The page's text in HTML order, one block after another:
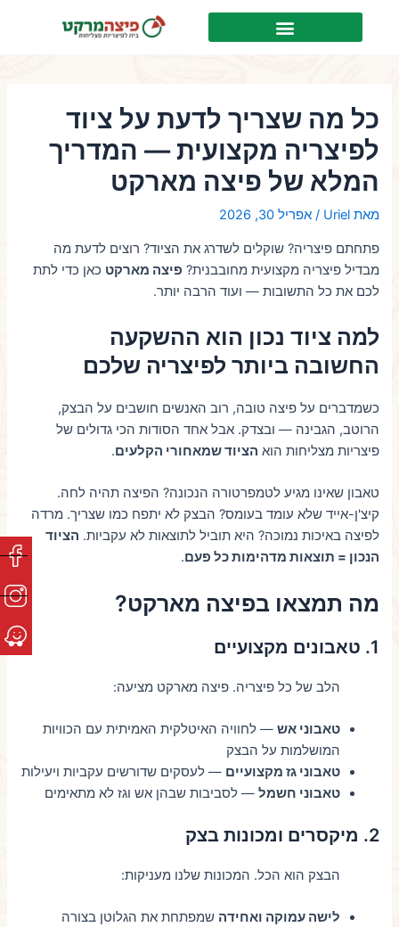
כל מה שצריך לדעת על ציוד
לפיצריה מקצועית — המדריך
המלא של פיצה מארקט
מאתUriel
/אפריל 30, 2026
פתחתם פיצריה? שוקלים לשדרג את הציוד? רוצים לדעת מה
מבדיל פיצריה מקצועית מחובבנית? פיצה מארקט כאן כדי לתת
לכם את כל התשובות — ועוד הרבה יותר.
למה ציוד נכון הוא ההשקעה
החשובה ביותר לפיצריה שלכם
כשמדברים על פיצה טובה, רוב האנשים חושבים על הבצק,
הרוטב, הגבינה — ובצדק. אבל אחד הסודות הכי גדולים של
פיצריות מצליחות הוא הציוד שמאחורי הקלעים.
טאבון שאינו מגיע לטמפרטורה הנכונה? הפיצה תהיה לחה.
קיצ'ן-אייד שלא עומד בעומס? הבצק לא יתפח כמו שצריך. מרדה
לפיצה באיכות נמוכה? היא תוביל לתוצאות לא עקביות. הציוד
הנכון = תוצאות מדהימות כל פעם.
מה תמצאו בפיצה מארקט?
1. טאבונים מקצועיים
הלב של כל פיצריה. פיצה מארקט מציעה:
טאבוני אש — לחוויה האיטלקית האמיתית עם הכוויות
המושלמות על הבצק
טאבוני גז מקצועיים — לעסקים שדורשים עקביות ויעילות
טאבוני חשמל — לסביבות שבהן אש וגז לא מתאימים
2. מיקסרים ומכונות בצק
הבצק הוא הכל. המכונות שלנו מעניקות:
לישה עמוקה ואחידה שמפתחת את הגלוטן בצורה